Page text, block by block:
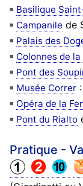
Basilique
Campanile de
Palais des
Colonnes de
Pont des
Musée Correr:
Opéra de la
Pont du Rialto
Pratique -